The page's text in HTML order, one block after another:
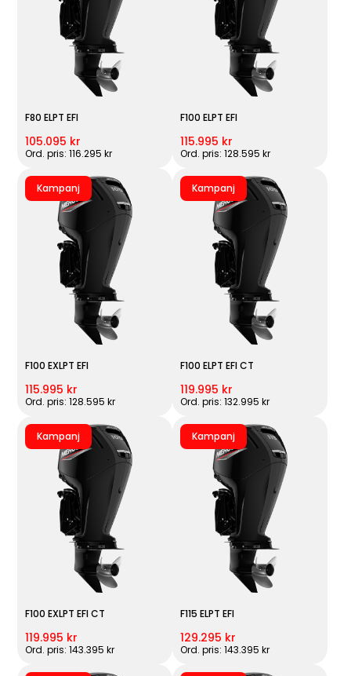
F80 ELPT EFI
105.095 kr
Ord. pris: 116.295 kr
F100 ELPT EFI
115.995 kr
Ord. pris: 128.595 kr
Kampanj
F100 EXLPT EFI
115.995 kr
Ord. pris: 128.595 kr
Kampanj
F100 ELPT EFI CT
119.995 kr
Ord. pris: 132.995 kr
Kampanj
F100 EXLPT EFI CT
119.995 kr
Ord. pris: 143.395 kr
Kampanj
F115 ELPT EFI
129.295 kr
Ord. pris: 143.395 kr